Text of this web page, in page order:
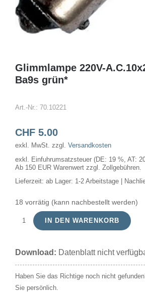
Glimmlampe 220V-
Ba9s grün*
Art.-Nr.: 70.10221
CHF5.00
exkl. MwSt. zzgl. Versandkosten
exkl. Einfuhrumsatzsteuer (DE: 19 %, AT:
Ab 150 EUR Warenwert zzgl. Zollgebühren.
Lieferzeit: ab Lager: 1-2 Arbeitstage |
18 vorrätig (kann nachbestellt werden)
Glimmlampe
A.C.10x28mm
Ba9s
IN DEN WARENKORB
Download: Datenblatt nicht
Haben Sie das Richtige noch nicht
Sie persönlich.